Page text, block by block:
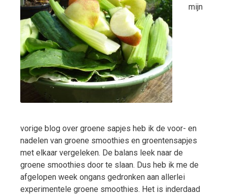
mijn
vorige blog over groene sapjes heb ik de voor- en
nadelen van groene smoothies en groentensapjes
met elkaar vergeleken. De balans leek naar de
groene smoothies door te slaan. Dus heb ik me de
afgelopen week ongans gedronken aan allerlei
experimentele groene smoothies. Het is inderdaad